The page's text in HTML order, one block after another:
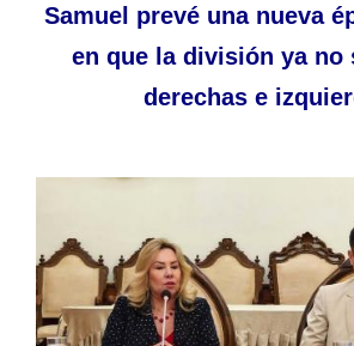
Samuel prevé una nueva
en que la división ya no
derechas e